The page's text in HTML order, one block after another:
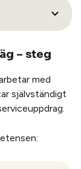
– steg
med
självständigt